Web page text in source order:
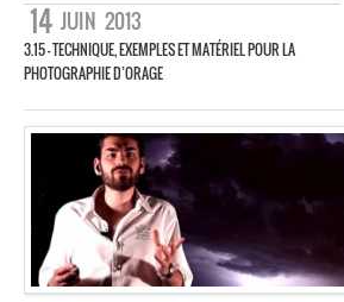
14 JUIN 2013
3.15 – TECHNIQUE, EXEMPLES ET MATÉRIEL POUR LA
PHOTOGRAPHIE D’ORAGE